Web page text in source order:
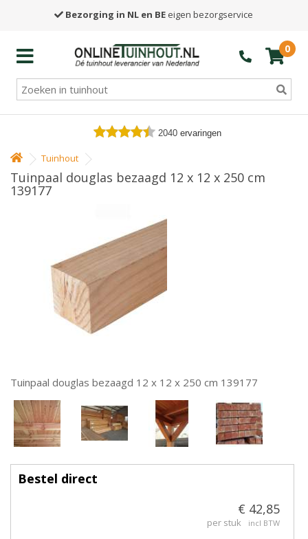
Bezorging in NL en BE eigen bezorgservice
0
2040 ervaringen
Tuinhout
Tuinpaal douglas bezaagd 12 x 12 x 250 cm
139177
Tuinpaal douglas bezaagd 12 x 12 x 250 cm 139177
Bestel direct
€ 42,85
per stuk incl BTW